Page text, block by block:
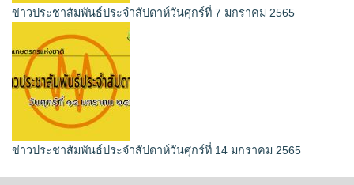
ข่าวประชาสัมพันธ์ประจำสัปดาห์วันศุกร์ที่ 7 มกราคม 2565
ข่าวประชาสัมพันธ์ประจำสัปดาห์วันศุกร์ที่ 14 มกราคม 2565